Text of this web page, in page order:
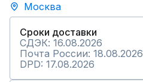
Москва
Сроки доставки
СДЭК: 16.08.2026
Почта России: 18.08.2026
DPD: 17.08.2026